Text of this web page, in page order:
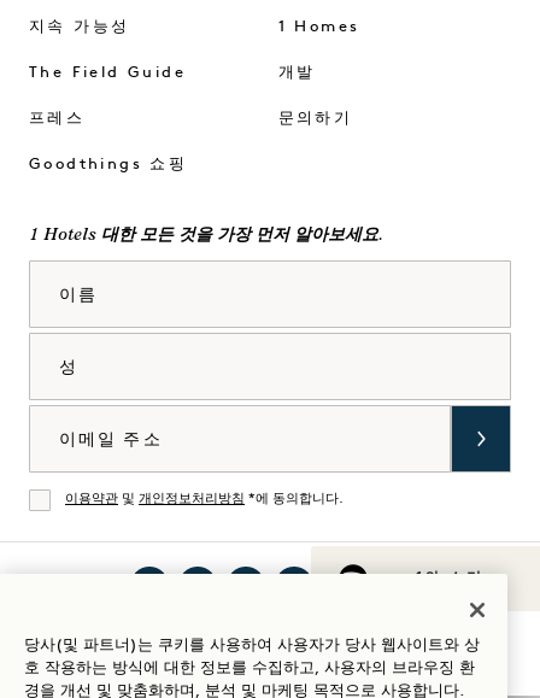
1의 소리
지속 가능성
The Field Guide
프레스
Goodthings 쇼핑
1 Homes
개발
문의하기
1 Hotels 대한 모든 것을 가장 먼저 알아보세요.
동의
이용약관 및 개인정보처리방침 *에 동의합니다.
타그
램에
에서
1
스북
에서
브에
서 1
드인
에서
에서
1
숙박 가이드
당사(및 파트너)는 쿠키를 사용하여 사용자가 당사 웹사이트와 상
호 작용하는 방식에 대한 정보를 수집하고, 사용자의 브라우징 환
경을 개선 및 맞춤화하며, 분석 및 마케팅 목적으로 사용합니다.